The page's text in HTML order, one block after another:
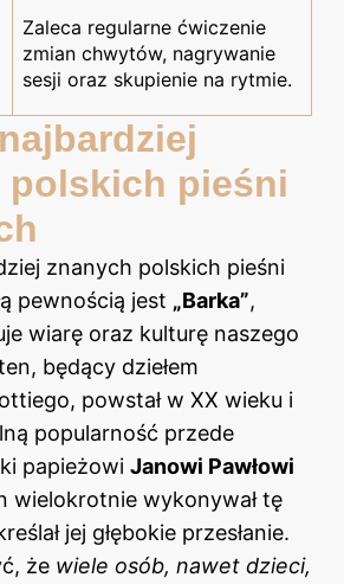
Zaleca regularne ćwiczenie
zmian chwytów, nagrywanie
sesji oraz skupienie na rytmie.
polskich pieśni
znanych polskich pieśni
pewnością jest „Barka”,
wiarę oraz kulturę naszego
będący dziełem
powstał w XX wieku i
popularność przede
papieżowi Janowi Pawłowi
wielokrotnie wykonywał tę
jej głębokie przesłanie.
że wiele osób, nawet dzieci,